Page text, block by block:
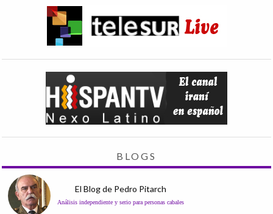
BLOGS
El Blog de Pedro Pitarch
Análisis independiente y serio para personas cabales